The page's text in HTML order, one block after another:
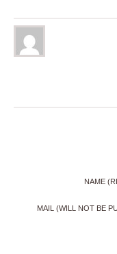
NAME
MAIL (WILL NOT BE